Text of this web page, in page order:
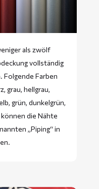
als zwölf
vollständig
Folgende Farben
grau, hellgrau,
grün, dunkelgrün,
die Nähte
„Piping“ in